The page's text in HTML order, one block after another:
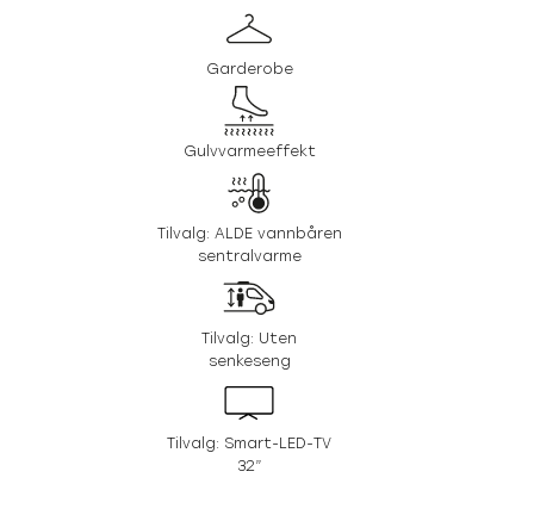
Garderobe
Gulvvarmeeffekt
Tilvalg: ALDE vannbåren
sentralvarme
Tilvalg: Uten
senkeseng
Tilvalg: Smart-LED-TV
32”